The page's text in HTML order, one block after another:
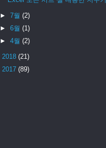
► 7월 (2)
► 6월 (1)
► 4월 (2)
2018 (21)
2017 (89)